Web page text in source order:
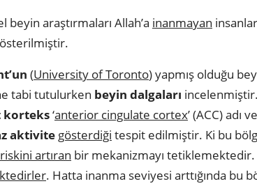
araştırmaları Allah’a inanmayan
(University of Toronto) yapmış olduğu
tabi tutulurken beyin dalgaları
korteks‘anterior cingulate cortex’ (ACC) adı
aktivite gösterdiği tespit edilmiştir. Ki bu
artıran bir mekanizmayı tetiklemektedir.
. Hatta inanma seviyesi arttığında bu